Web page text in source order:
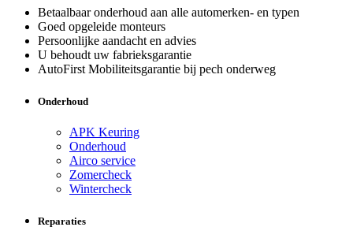
Betaalbaar onderhoud aan alle automerken- en typen
Goed opgeleide monteurs
Persoonlijke aandacht en advies
U behoudt uw fabrieksgarantie
AutoFirst Mobiliteitsgarantie bij pech onderweg
Onderhoud
APK Keuring
Onderhoud
Airco service
Zomercheck
Wintercheck
Reparaties